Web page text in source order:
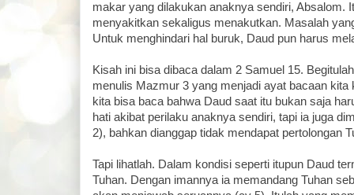
makar yang dilakukan anaknya sendiri, Absalom.
menyakitkan sekaligus menakutkan. Masalah
Untuk menghindari hal buruk, Daud pun harus
Kisah ini bisa dibaca dalam 2 Samuel 15.
menulis Mazmur 3 yang menjadi ayat bacaan kita
kita bisa baca bahwa Daud saat itu bukan saja
hati akibat perilaku anaknya sendiri, tapi ia juga
2), bahkan dianggap tidak mendapat pertolongan
Tapi lihatlah. Dalam kondisi seperti itupun Daud
Tuhan. Dengan imannya ia memandang Tuhan